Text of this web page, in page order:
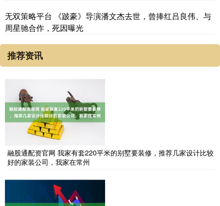
无双策略平台 《跛豪》导演潘文杰去世，曾捧红吕良伟、与
周星驰合作，死因曝光
推荐资讯
融股通配资官网 我家有套220平米的别墅要装修，推荐几家设计比较
好的家装公司，我家在常州